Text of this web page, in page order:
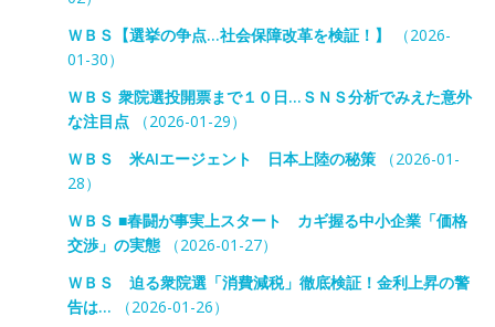
ＷＢＳ【選挙の争点…社会保障改革を検証！】
（2026-
01-30）
ＷＢＳ 衆院選投開票まで１０日…ＳＮＳ分析でみえた意外
な注目点（2026-01-29）
ＷＢＳ 米AIエージェント 日本上陸の秘策（2026-01-
28）
ＷＢＳ ■春闘が事実上スタート カギ握る中小企業「価格
交渉」の実態（2026-01-27）
ＷＢＳ 迫る衆院選「消費減税」徹底検証！金利上昇の警
告は… （2026-01-26）